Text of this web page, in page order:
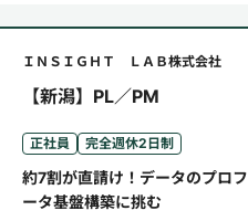
ＩＮＳＩＧＨＴ ＬＡＢ株式会社
【新潟】PL／PM
正社員 完全週休2日制
約7割が直請け！データのプロ
ータ基盤構築に挑む